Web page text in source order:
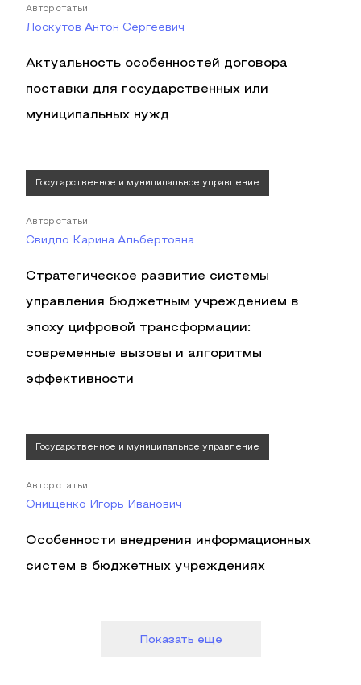
Автор статьи
Лоскутов Антон Сергеевич
Актуальность особенностей договора
поставки для государственных или
муниципальных нужд
Государственное и муниципальное управление
Автор статьи
Свидло Карина Альбертовна
Стратегическое развитие системы
управления бюджетным учреждением в
эпоху цифровой трансформации:
современные вызовы и алгоритмы
эффективности
Государственное и муниципальное управление
Автор статьи
Онищенко Игорь Иванович
Особенности внедрения информационных
систем в бюджетных учреждениях
Показать еще